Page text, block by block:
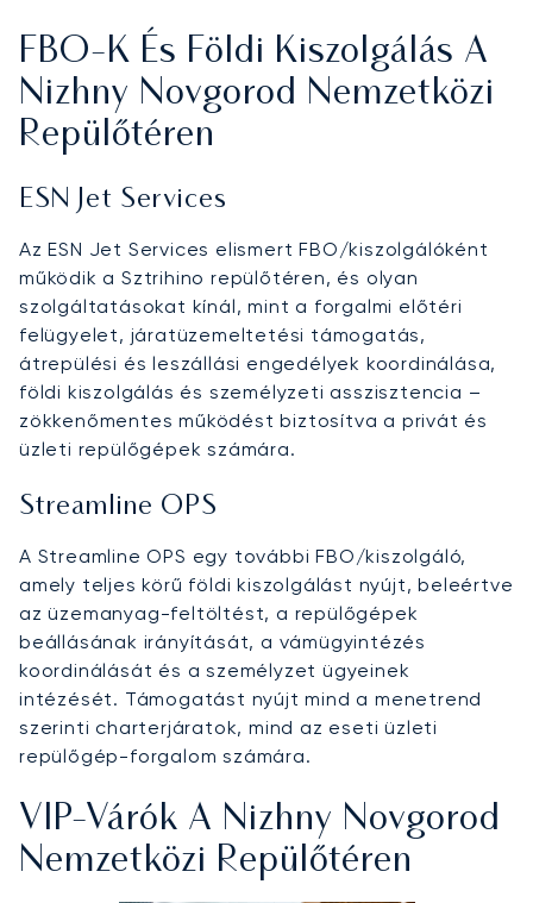
FBO-K És Földi Kiszolgálás A
Nizhny Novgorod Nemzetközi
Repülőtéren
ESN Jet Services
Az ESN Jet Services elismert FBO/kiszolgálóként
működik a Sztrihino repülőtéren, és olyan
szolgáltatásokat kínál, mint a forgalmi előtéri
felügyelet, járatüzemeltetési támogatás,
átrepülési és leszállási engedélyek koordinálása,
földi kiszolgálás és személyzeti asszisztencia –
zökkenőmentes működést biztosítva a privát és
üzleti repülőgépek számára.
Streamline OPS
A Streamline OPS egy további FBO/kiszolgáló,
amely teljes körű földi kiszolgálást nyújt, beleértve
az üzemanyag-feltöltést, a repülőgépek
beállásának irányítását, a vámügyintézés
koordinálását és a személyzet ügyeinek
intézését. Támogatást nyújt mind a menetrend
szerinti charterjáratok, mind az eseti üzleti
repülőgép-forgalom számára.
VIP-Várók A Nizhny Novgorod
Nemzetközi Repülőtéren